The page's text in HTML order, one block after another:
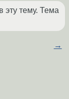
эту тему. Тема
→